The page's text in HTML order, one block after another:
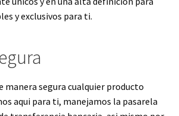
y exclusivos para ti.
manera segura cualquier producto
aqui para ti, manejamos la pasarela